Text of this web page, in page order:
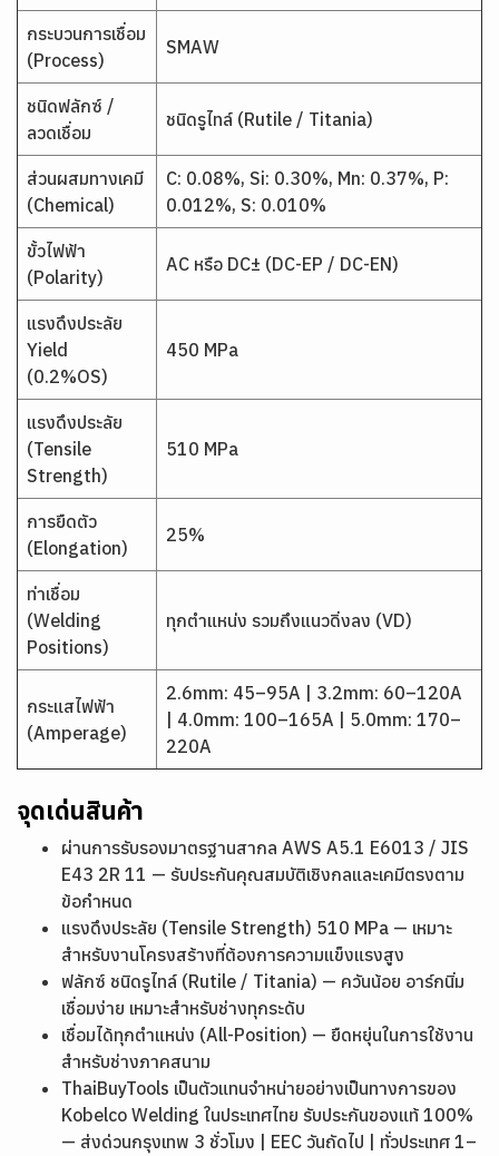
กระบวนการเชื่อม
(Process)
SMAW
ชนิดฟลักซ์ /
ลวดเชื่อม
ชนิดรูไทล์ (Rutile / Titania)
ส่วนผสมทางเคมี
(Chemical)
C: 0.08%, Si: 0.30%, Mn: 0.37%, P:
0.012%, S: 0.010%
ขั้วไฟฟ้า
(Polarity)
AC หรือ DC± (DC-EP / DC-EN)
แรงดึงประลัย
Yield
(0.2%OS)
450 MPa
แรงดึงประลัย
(Tensile
Strength)
510 MPa
การยืดตัว
(Elongation)
25%
ท่าเชื่อม
(Welding
Positions)
ทุกตำแหน่ง รวมถึงแนวดิ่งลง (VD)
กระแสไฟฟ้า
(Amperage)
2.6mm: 45–95A | 3.2mm: 60–120A
| 4.0mm: 100–165A | 5.0mm: 170–
220A
จุดเด่นสินค้า
ผ่านการรับรองมาตรฐานสากล AWS A5.1 E6013 / JIS
E43 2R 11 — รับประกันคุณสมบัติเชิงกลและเคมีตรงตาม
ข้อกำหนด
แรงดึงประลัย (Tensile Strength) 510 MPa — เหมาะ
สำหรับงานโครงสร้างที่ต้องการความแข็งแรงสูง
ฟลักซ์ ชนิดรูไทล์ (Rutile / Titania) — ควันน้อย อาร์กนิ่ม
เชื่อมง่าย เหมาะสำหรับช่างทุกระดับ
เชื่อมได้ทุกตำแหน่ง (All-Position) — ยืดหยุ่นในการใช้งาน
สำหรับช่างภาคสนาม
ThaiBuyTools เป็นตัวแทนจำหน่ายอย่างเป็นทางการของ
Kobelco Welding ในประเทศไทย รับประกันของแท้ 100%
— ส่งด่วนกรุงเทพ 3 ชั่วโมง | EEC วันถัดไป | ทั่วประเทศ 1–